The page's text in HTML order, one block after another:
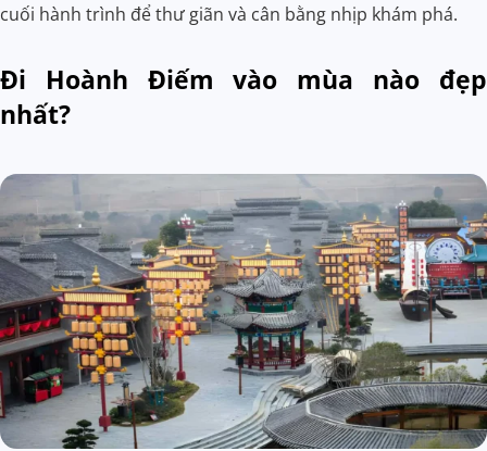
cuối hành trình để thư giãn và cân bằng nhịp khám phá.
Đi Hoành Điếm vào mùa nào đẹp
nhất?